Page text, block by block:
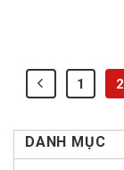
1 2
DANH MỤC